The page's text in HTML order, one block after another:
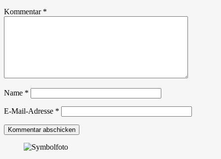
Kommentar *
Name *
E-Mail-Adresse *